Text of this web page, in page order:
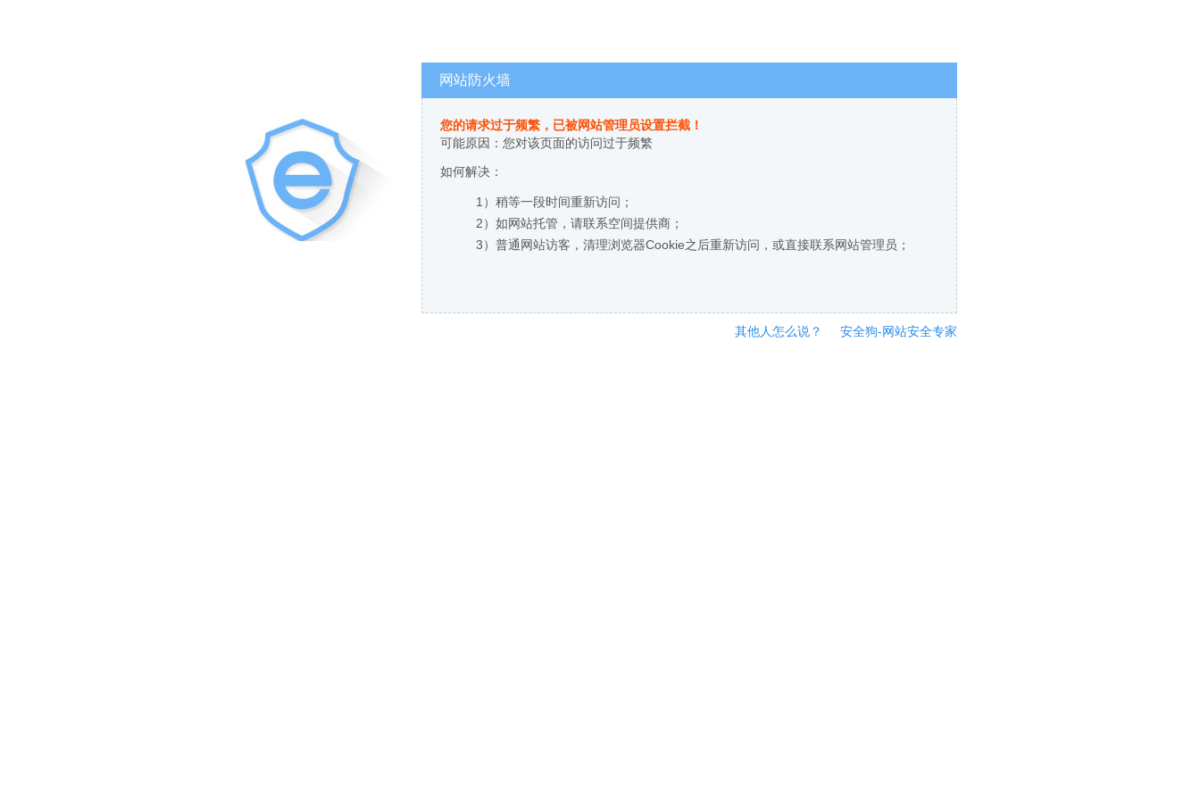
网站防火墙
您的请求过于频繁，已被网站管理员设置拦截！
可能原因：您对该页面的访问过于频繁
如何解决：
1）稍等一段时间重新访问；
2）如网站托管，请联系空间提供商；
3）普通网站访客，清理浏览器Cookie之后重新访问，或直接联系网站管理员；
其他人怎么说？ 安全狗-网站安全专家